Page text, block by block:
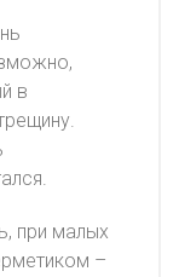
в
при малых
–